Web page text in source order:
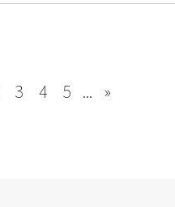
3 4 5 ... »